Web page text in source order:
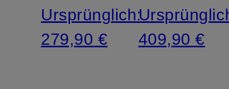
Ursprünglich:
279,90 €
409,90 €